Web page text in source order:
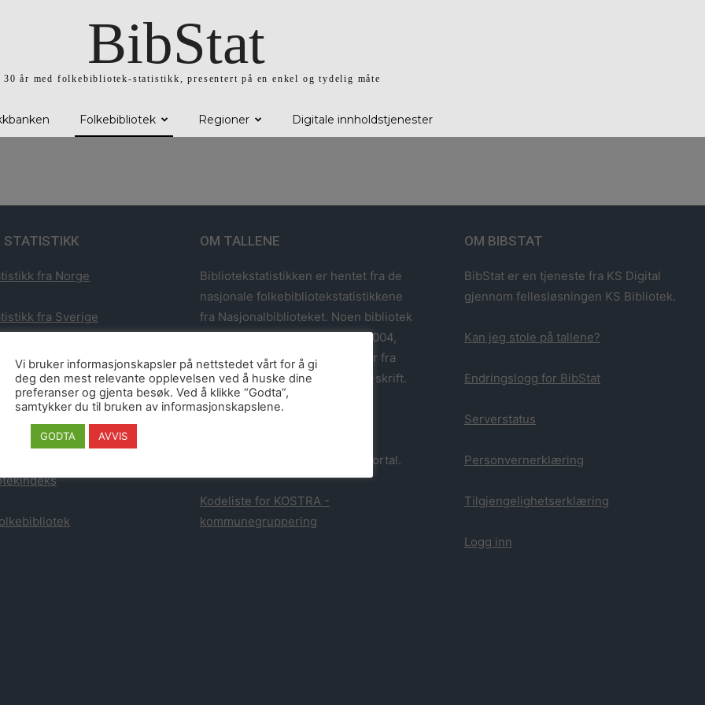
BibStat
år med folkebibliotek-statistikk, presentert på en enkel og tydelig måte
Folkebibliotek Regioner Digitale innholdstjenester
STATISTIKK
fra Norge
fra Sverige
fra Danmark
fra Finland
for Biblioteksøk
OM TALLENE
Bibliotekstatistikken er hentet fra de
nasjonale folkebibliotekstatistikkene
fra Nasjonalbiblioteket. Noen bibliotek
har utvalgt statistikk fra 1993-2004,
dette stammer fra publikasjoner fra
Statens bibliotektilsyn og ABM-skrift.
leverandørens egen statistikkportal.
Kodeliste for KOSTRA -
kommunegruppering
OM BIBSTAT
BibStat er en tjeneste fra KS Digital
gjennom fellesløsningen KS Bibliotek.
Kan jeg stole på tallene?
Endringslogg for BibStat
Serverstatus
Personvernerklæring
Tilgjengelighetserklæring
Logg inn
Vi bruker informasjonskapsler på nettstedet vårt for å gi
deg den mest relevante opplevelsen ved å huske dine
preferanser og gjenta besøk. Ved å klikke “Godta”,
samtykker du til bruken av informasjonskapslene.
GODTA AVVIS